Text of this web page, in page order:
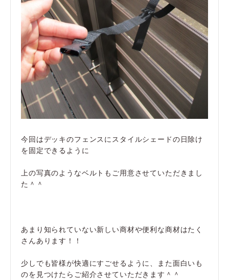
今回はデッキのフェンスにスタイルシェードの日除け
を固定できるように
上の写真のようなベルトもご用意させていただきまし
た＾＾
あまり知られていない新しい商材や便利な商材はたく
さんあります！！
少しでも皆様が快適にすごせるように、また面白いも
のを見つけたらご紹介させていただきます＾＾